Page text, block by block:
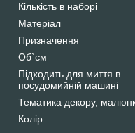
Кількість в наборі
Матеріал
Призначення
Об`єм
Підходить для миття в
посудомийній машині
Тематика декору,
Колір